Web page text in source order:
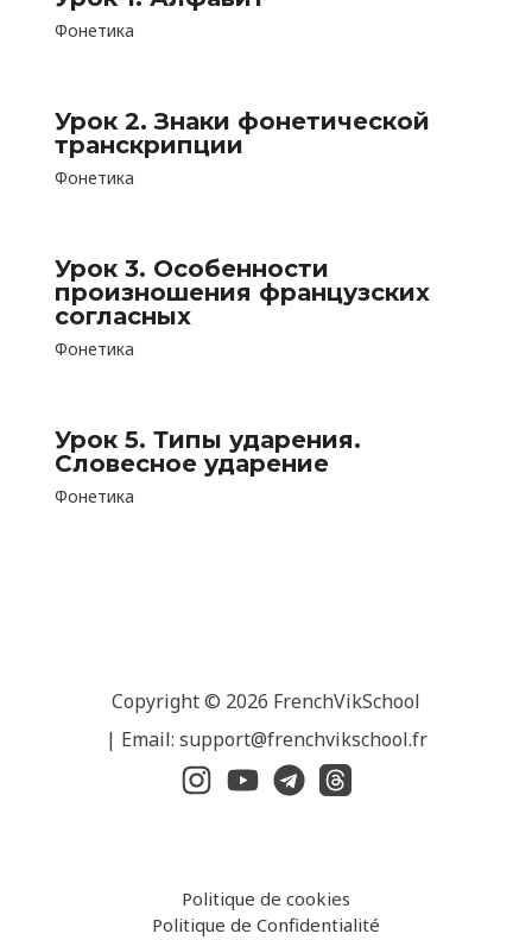
Фонетика
Урок 2. Знаки фонетической
транскрипции
Фонетика
Урок 3. Особенности
произношения французских
согласных
Фонетика
Урок 5. Типы ударения.
Словесное ударение
Фонетика
Copyright © 2026 FrenchVikSchool
| Email: support@frenchvikschool.fr
Politique de cookies
Politique de Confidentialité